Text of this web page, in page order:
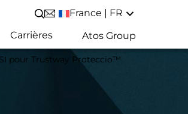
Lancer/Fermer une recherche
France | FR
Carrières Atos Group
pour Trustway Proteccio™